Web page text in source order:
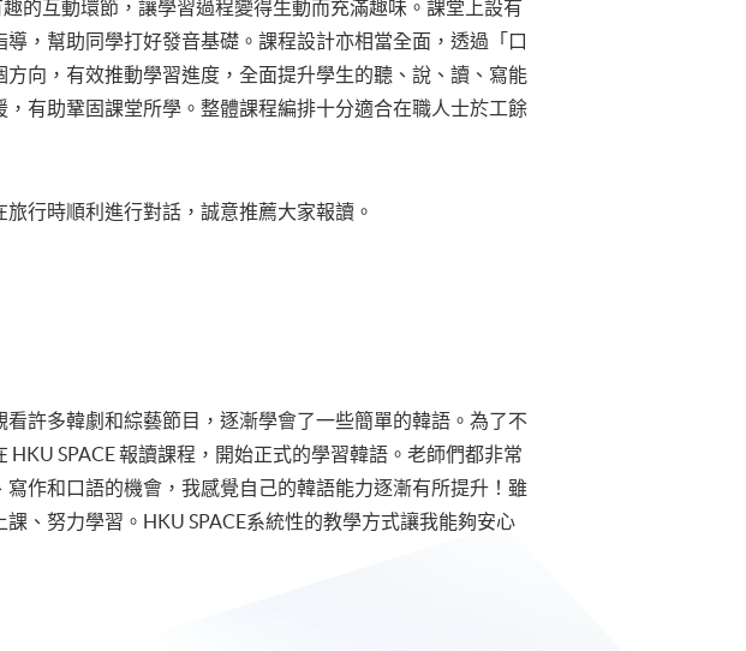
的互動環節，讓學習過程變得生動而充滿趣味。課堂上設有
，幫助同學打好發音基礎。課程設計亦相當全面，透過「口
向，有效推動學習進度，全面提升學生的聽、說、讀、寫能
有助鞏固課堂所學。整體課程編排十分適合在職人士於工餘
行時順利進行對話，誠意推薦大家報讀。
許多韓劇和綜藝節目，逐漸學會了一些簡單的韓語。為了不
SPACE 報讀課程，開始正式的學習韓語。老師們都非常
作和口語的機會，我感覺自己的韓語能力逐漸有所提升！雖
、努力學習。HKU SPACE系統性的教學方式讓我能夠安心